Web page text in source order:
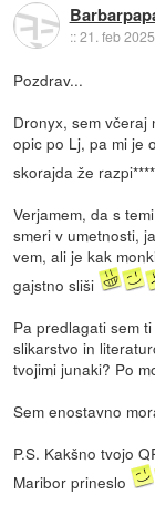
::21. feb
Pozdrav...
Dronyx, sem včeraj
opic po Lj, pa mi je
skorajda že
Verjamem, da s
smeri v umetnosti,
vem, ali je kak
gajstno sliši
Pa predlagati sem
slikarstvo in
tvojimi junaki? Po
Sem enostavno
P.S. Kakšno tvojo
Maribor prineslo